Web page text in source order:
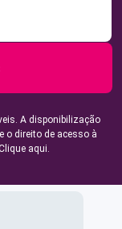
A disponibilização
o direito de acesso à
aqui.